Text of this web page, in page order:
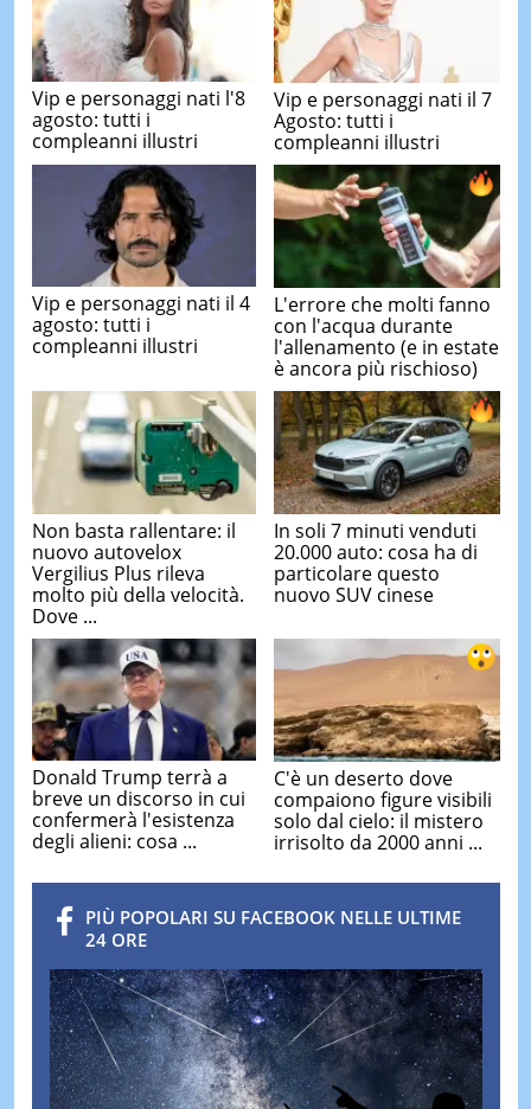
Vip e personaggi nati l'8
agosto: tutti i
compleanni illustri
Vip e personaggi nati il 7
Agosto: tutti i
compleanni illustri
Vip e personaggi nati il 4
agosto: tutti i
compleanni illustri
L'errore che molti fanno
con l'acqua durante
l'allenamento (e in estate
è ancora più rischioso)
Non basta rallentare: il
nuovo autovelox
Vergilius Plus rileva
molto più della velocità.
Dove ...
In soli 7 minuti venduti
20.000 auto: cosa ha di
particolare questo
nuovo SUV cinese
Donald Trump terrà a
breve un discorso in cui
confermerà l'esistenza
degli alieni: cosa ...
C'è un deserto dove
compaiono figure visibili
solo dal cielo: il mistero
irrisolto da 2000 anni ...
PIÙ POPOLARI SU FACEBOOK NELLE ULTIME
24 ORE